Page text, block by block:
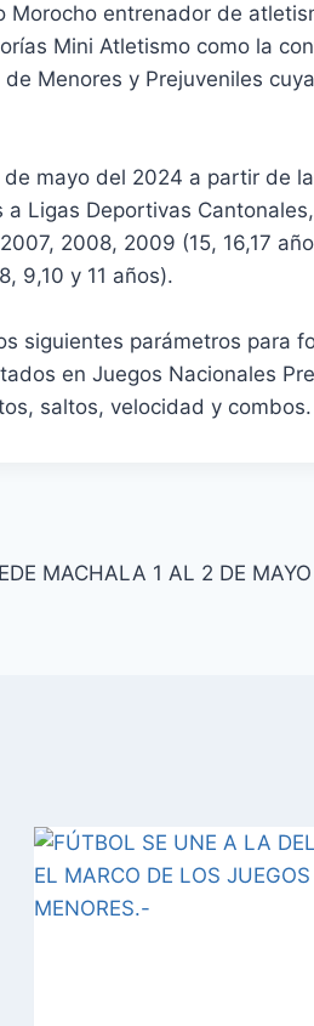
Morocho entrenador de
Mini Atletismo como la
Menores y Prejuveniles
mayo del 2024 a partir de
Ligas Deportivas
2008, 2009 (15, 16,17
9,10 y 11 años).
siguientes parámetros
en Juegos Nacionales
saltos, velocidad y combos.
MACHALA 1 AL 2 DE MAYO